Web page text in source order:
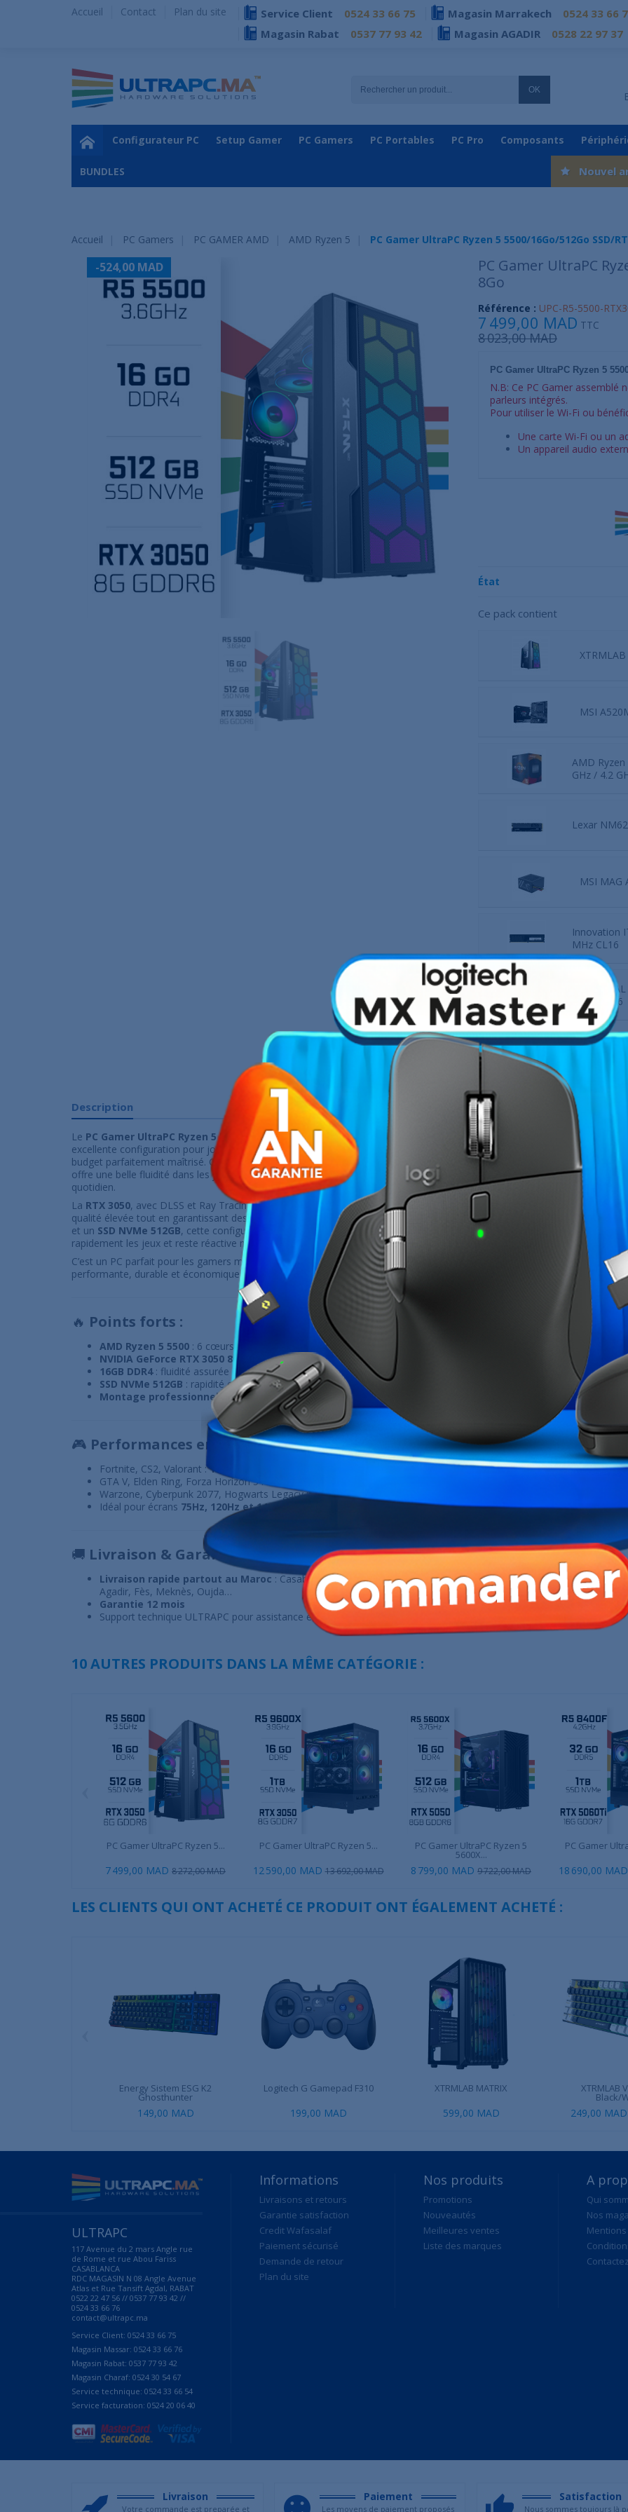
Accueil Contact Plan du site Service Client 0524 33 66 75 Magasin Marrakech 0524 33 66
Magasin Rabat
0537 77 93 42 Magasin AGADIR 0528 22 97 37
OK
Nouvel
Configurateur PC Setup Gamer PC Gamers PC Portables PC Pro Composants
BUNDLES
Accueil PC Gamers PC GAMER AMD AMD Ryzen 5 PC Gamer UltraPC Ryzen 5 5500/16Go/512Go SSD/
-524,00 MAD
PC Gamer UltraPC
8Go
Référence : UPC-R5-5500-
7 499,00 MAD TTC
8 023,00 MAD
PC Gamer UltraPC Ryzen 5
N.B: Ce PC Gamer assemblé
parleurs intégrés.
Pour utiliser le Wi-Fi ou
Une carte Wi-Fi ou un
Un appareil audio
État
Ce pack contient
MSI
AMD
GHz / 4.2
Lexar
MSI MAG
Innovation
MHz CL16
ASUS
OC GDDR6
Description
Le PC Gamer UltraPC Ryzen 5 5500 équipé de laGeForce RTX 3050 8GB
excellente configuration pour jouer en 1080p avec des performances stables et un
budget parfaitement maîtrisé. Grâce à ses6 cœurs / 12 threads
offre une belle fluidité dans les jeux compétitifs, le multitâche et les logiciels du
quotidien.
La RTX 3050, avec DLSS et Ray Tracing, permet de profiter des jeux modernes en
qualité élevée tout en garantissant des FPS confortables. Combinée à
et un SSD NVMe 512GB, cette configuration démarre en quelques secondes, charge
rapidement les jeux et reste réactive même en multitâche.
C’est un PC parfait pour les gamers marocains qui recherchent une machine
performante, durable et économique.
🔥 Points forts :
AMD Ryzen 5 5500 : 6 cœurs / 12 threads, idéal pour le gaming moderne.
NVIDIA GeForce RTX 3050 8GB
: DLSS, Ray Tracing et 1080p Élevé fluide.
16GB DDR4: fluidité assurée dans tous les jeux récents.
SSD NVMe 512GB : rapidité et réactivité au quotidien.
Montage professionnel UltraPC
avec tests complets.
🎮 Performances en jeux :
Fortnite, CS2, Valorant :1080p Élevé/Ultra – FPS élevés
GTA V, Elden Ring, Forza Horizon 5 :1080p Élevé fluide
Warzone, Cyberpunk 2077, Hogwarts Legacy :1080p Moyen/Élevé avec DLSS
Idéal pour écrans 75Hz, 120Hz et 144Hz
🚚 Livraison & Garantie au Maroc
Livraison rapide partout au Maroc : Casablanca, Rabat, Marrakech, Tanger,
Agadir, Fès, Meknès, Oujda…
Garantie 12 mois
Support technique ULTRAPC pour assistance et SAV
Fiche technique
Processeur
Carte mère
Barrette de RAM
Références spécifiques
10 AUTRES PRODUITS DANS LA MÊME CATÉGORIE :
PC Gamer UltraPC Ryzen 5...
7 499,00 MAD 8 272,00 MAD
PC Gamer UltraPC Ryzen 5...
12 590,00 MAD 13 692,00 MAD
PC Gamer UltraPC Ryzen 5
5600X...
8 799,00 MAD 9 722,00 MAD
PC Gamer
18 690,00 MAD
LES CLIENTS QUI ONT ACHETÉ CE PRODUIT ONT ÉGALEMENT ACHETÉ :
Energy Sistem ESG K2
Ghosthunter
149,00 MAD
Logitech G Gamepad F310
199,00 MAD
XTRMLAB MATRIX
599,00 MAD
XTRMLAB
Black/
249,00 MAD
ULTRAPC
117 Avenue du 2 mars Angle rue
de Rome et rue Abou Fariss
CASABLANCA
RDC MAGASIN N 08 Angle Avenue
Atlas et Rue Tansift Agdal, RABAT
0522 22 47 56 // 0537 77 93 42 //
0524 33 66 76
contact@ultrapc.ma
Service Client: 0524 33 66 75
Magasin Massar: 0524 33 66 76
Magasin Rabat: 0537 77 93 42
Magasin Charaf: 0524 30 54 67
Service technique: 0524 33 66 54
Service facturation: 0524 20 06 40
Informations
Livraisons et retours
Garantie satisfaction
Credit Wafasalaf
Paiement sécurisé
Demande de retour
Plan du site
Nos produits
Promotions
Nouveautés
Meilleures ventes
Liste des marques
A
Qui
Nos
Livraison
Votre commande est preparée et
Paiement
Les moyens de paiement proposés
Satisfaction
Nous sommes toujours là